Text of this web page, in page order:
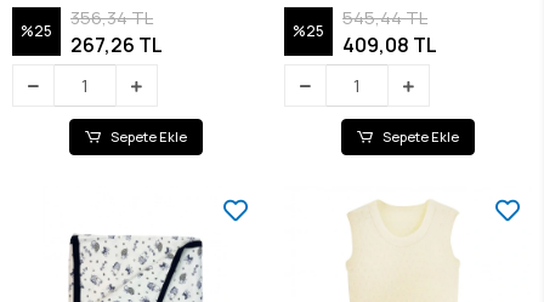
%25
356,34 TL
267,26 TL
Sepete Ekle
%25
545,44 TL
409,08 TL
Sepete Ekle